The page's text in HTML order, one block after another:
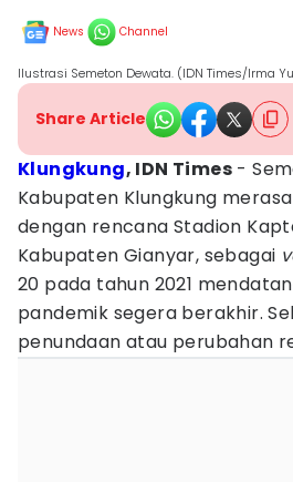
News Channel
Ilustrasi Semeton Dewata. (IDN Times/Irma
Share Article
Klungkung, IDN Times -
Kabupaten Klungkung
dengan rencana Stadion
Kabupaten Gianyar, sebagai
20 pada tahun 2021
pandemik segera berakhir.
penundaan atau perubahan